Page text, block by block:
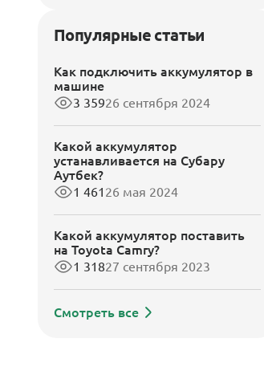
Популярные статьи
Как подключить аккумулятор в
машине
3 35926 сентября 2024
Какой аккумулятор
устанавливается на Субару
Аутбек?
1 461 26 мая 2024
Какой аккумулятор поставить
на Toyota Camry?
1 31827 сентября 2023
Смотреть все